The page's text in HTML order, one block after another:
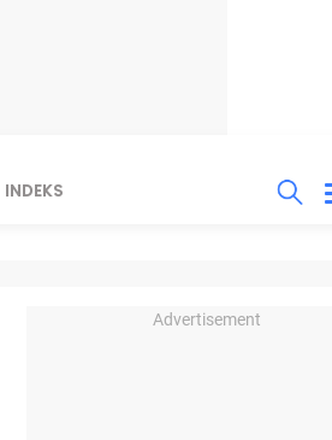
INDEKS
Advertisement